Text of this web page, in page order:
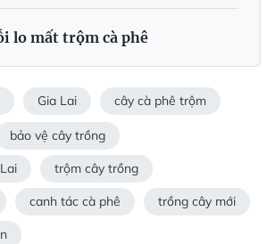
lo mất trộm cà phê
Gia Lai cây cà phê trộm
bảo vệ cây trồng
trộm cây trồng
canh tác cà phê trồng cây mới